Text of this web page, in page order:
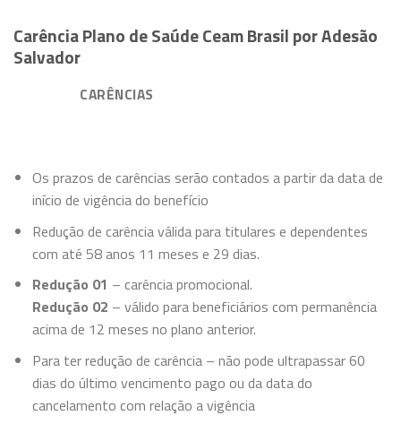
Carência Plano de Saúde Ceam Brasil por Adesão
Salvador
CARÊNCIAS
Os prazos de carências serão contados a partir da data de
início de vigência do benefício
Redução de carência válida para titulares e dependentes
com até 58 anos 11 meses e 29 dias.
Redução 01 – carência promocional.
Redução 02 – válido para beneficiários com permanência
acima de 12 meses no plano anterior.
Para ter redução de carência – não pode ultrapassar 60
dias do último vencimento pago ou da data do
cancelamento com relação a vigência